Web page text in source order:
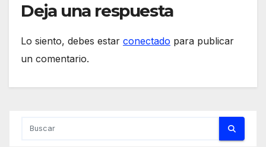
Deja una respuesta
Lo siento, debes estar conectado para publicar
un comentario.